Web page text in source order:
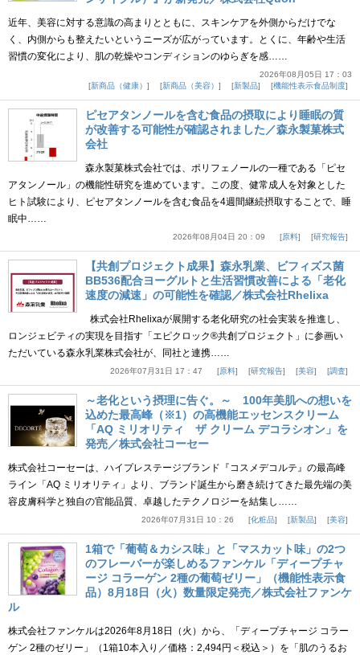
近年、美容に対する意識の高まりとともに、スキンケアを外側からだけでな
く、内側からも整えたいというニーズが広がっています。とくに、年齢や生活
習慣の変化により、肌の乾燥やコンディションのゆらぎを感……
2026年08月05日 17：03
新商品（健康）
新商品（美容） 新製品 機能性表示食品制度
ピセアタンノールを含む食品の摂取により睡眠の質
が改善する可能性が確認されました／森永製菓株式
会社
森永製菓株式会社では、ポリフェノールの一種である「ピセ
アタンノール」の機能性研究を進めています。この度、健常成人を対象とした
ヒト試験により、ピセアタンノールを含む食品を4週間継続摂取することで、睡
眠中……
2026年08月04日 20：09 原料 研究報告
【共創プロジェクト成果】森永乳業、ビフィズス菌
BB536配合ヨーグルトと生活習慣改善による「老化
速度の減速」の可能性を確認／株式会社Rhelixa
株式会社Rhelixaが展開する老化研究の社会実装を推進し、
ロンジェビティの実現を目指す「エピクロック®共創プロジェクト」に参画い
ただいている森永乳業株式会社が、同社と連携……
2026年07月31日 17：47 原料 研究報告 美容 調査
～老化という摂理に告ぐ。～ 100年美肌への想いを
込めた最高峰（※1）の高機能エッセンスクリーム
「AQ ミリオリティ ザ クリーム デコラシオン」を
発売／株式会社コーセー
株式会社コーセーは、ハイプレステージブランド『コスメデコルテ』の最高峰
ライン「AQ ミリオリティ」より、ブランド誕生から磨き続けてきた最先端の美
容皮膚科学と独自の官能品質、卓越したテクノロジーを結集し……
2026年07月31日 10：26 化粧品 新製品 美容
1箱で「葡萄＆カシス味」と「マスカット味」の2つ
のフレーバーが楽しめるファンケル「ディープチャ
ージ コラーゲン 2種の葡萄ゼリー」（機能性表示食
品）8月18日（火）数量限定発売／株式会社ファンケ
ル
株式会社ファンケルは2026年8月18日（火）から、「ディープチャージ コラー
ゲン 2種のゼリー」（1箱10本入り／価格：2,494円＜税込＞）を「肌のうるお